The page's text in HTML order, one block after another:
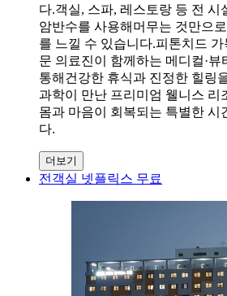
다.객실, 스파, 레스토랑 등 전 시
암반수를 사용해머무는 것만으
를 느낄 수 있습니다.피톤치드
문 의료진이 함께하는 메디컬·뷰
통해건강한 휴식과 진정한 힐링
과학이 만난 프리미엄 웰니스 리
몸과 마음이 회복되는 특별한 시
다.
더보기
전객실 넷플릭스 무료